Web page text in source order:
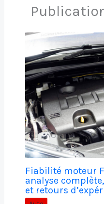
Fiabilité moteur
analyse
et retours